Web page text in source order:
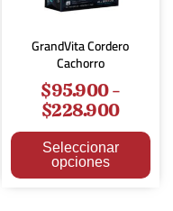
GrandVita Cordero
Cachorro
$95.900-
$228.900
Seleccionar
opciones